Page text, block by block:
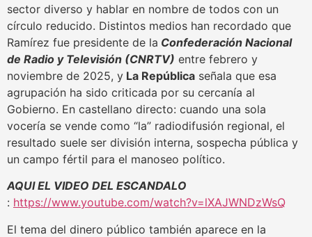
sector diverso y hablar en nombre de todos con un
círculo reducido. Distintos medios han recordado que
Ramírez fue presidente de la Confederación Nacional
de Radio y Televisión (CNRTV) entre febrero y
noviembre de 2025, y La República señala que esa
agrupación ha sido criticada por su cercanía al
Gobierno. En castellano directo: cuando una sola
vocería se vende como “la” radiodifusión regional, el
resultado suele ser división interna, sospecha pública y
un campo fértil para el manoseo político.
AQUI EL VIDEO DEL ESCANDALO
: https://www.youtube.com/watch?v=lXAJWNDzWsQ
El tema del dinero público también aparece en la